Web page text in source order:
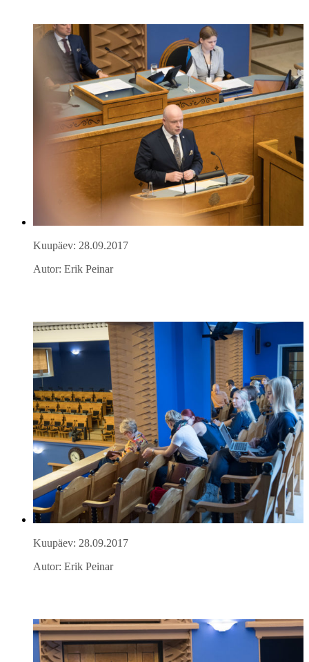
Kuupäev: 28.09.2017
Autor: Erik Peinar
Kuupäev: 28.09.2017
Autor: Erik Peinar